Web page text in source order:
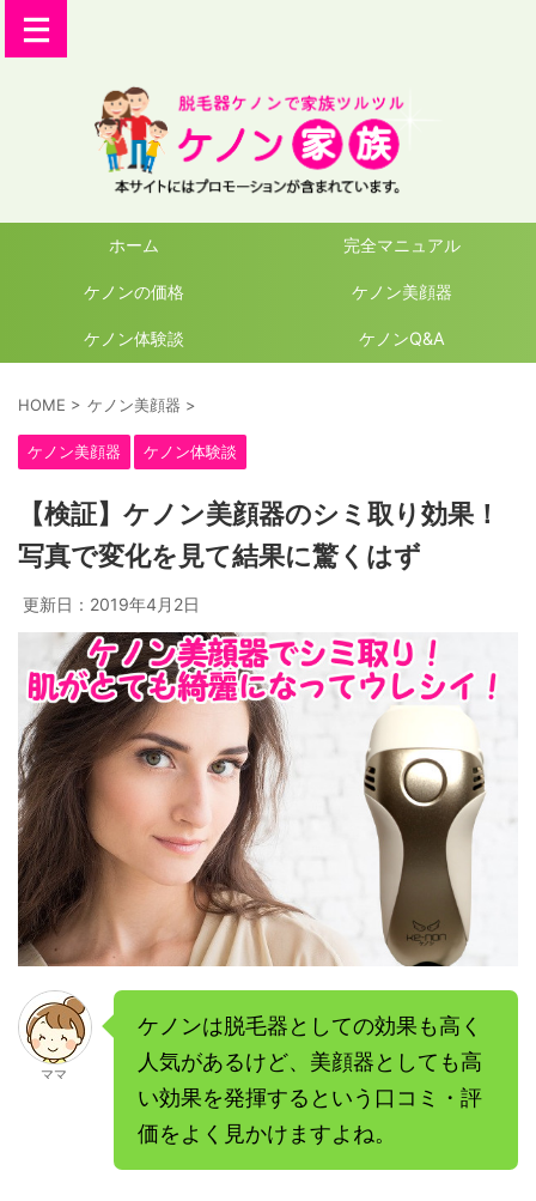
ホーム 完全マニュアル
ケノンの価格 ケノン美顔器
ケノン体験談 ケノンQ&A
HOME > ケノン美顔器 >
ケノン美顔器 ケノン体験談
【検証】ケノン美顔器のシミ取り効果！
写真で変化を見て結果に驚くはず
更新日： 2019年4月2日
ママ
ケノンは脱毛器としての効果も高く
人気があるけど、美顔器としても高
い効果を発揮するという口コミ・評
価をよく見かけますよね。